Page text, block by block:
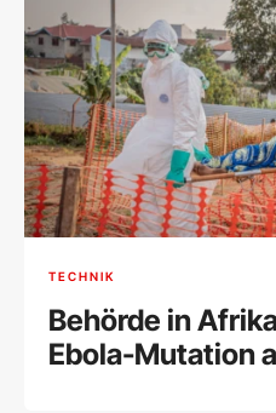
TECHNIK
Behörde in
Ebola-Mutation